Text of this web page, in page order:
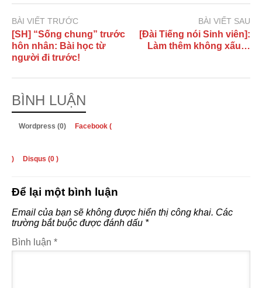
BÀI VIẾT TRƯỚC
[SH] “Sống chung” trước
hôn nhân: Bài học từ
người đi trước!
BÀI VIẾT SAU
[Đài Tiếng nói Sinh viên]:
Làm thêm không xấu…
BÌNH LUẬN
Wordpress (0) Facebook (
) Disqus (0 )
Để lại một bình luận
Email của bạn sẽ không được hiển thị công khai. Các
trường bắt buộc được đánh dấu *
Bình luận *